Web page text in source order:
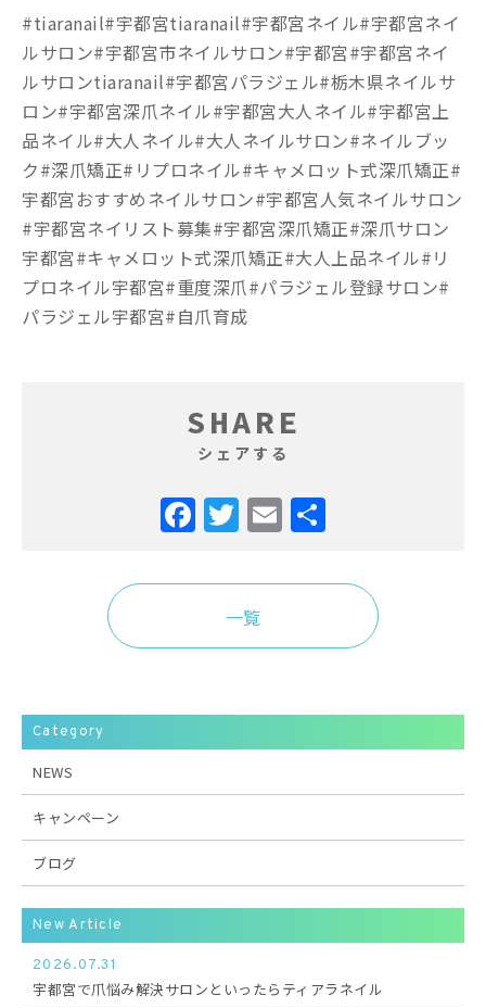
#tiaranail#宇都宮tiaranail#宇都宮ネイル#宇都宮ネイ
ルサロン#宇都宮市ネイルサロン#宇都宮#宇都宮ネイ
ルサロンtiaranail#宇都宮パラジェル#栃木県ネイルサ
ロン#宇都宮深爪ネイル#宇都宮大人ネイル#宇都宮上
品ネイル#大人ネイル#大人ネイルサロン#ネイルブッ
ク#深爪矯正#リプロネイル#キャメロット式深爪矯正#
宇都宮おすすめネイルサロン#宇都宮人気ネイルサロン
#宇都宮ネイリスト募集#宇都宮深爪矯正#深爪サロン
宇都宮#キャメロット式深爪矯正#大人上品ネイル#リ
プロネイル宇都宮#重度深爪#パラジェル登録サロン#
パラジェル宇都宮#自爪育成
SHARE
シェアする
Facebook
Twitter
Email
一覧
Category
NEWS
キャンペーン
ブログ
New Article
2026.07.31
宇都宮で爪悩み解決サロンといったらティアラネイル